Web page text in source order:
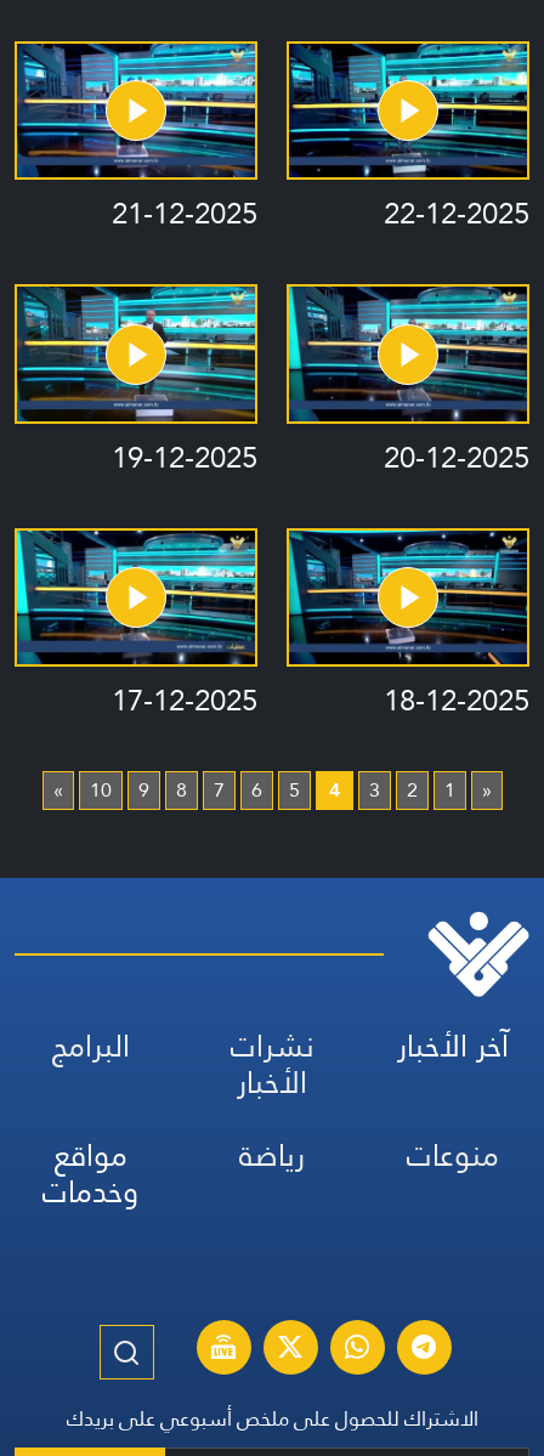
22-12-2025
21-12-2025
20-12-2025
19-12-2025
18-12-2025
17-12-2025
«
1
2
3
4
5
6
7
8
9
10
»
آخر الأخبار نشرات
الأخبار
البرامج
منوعات
رياضة مواقع
وخدمات
الاشتراك للحصول على ملخص أسبوعي على بريدك